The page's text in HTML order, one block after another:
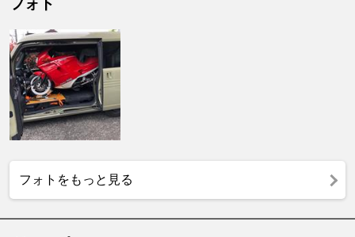
フォト
フォトをもっと見る